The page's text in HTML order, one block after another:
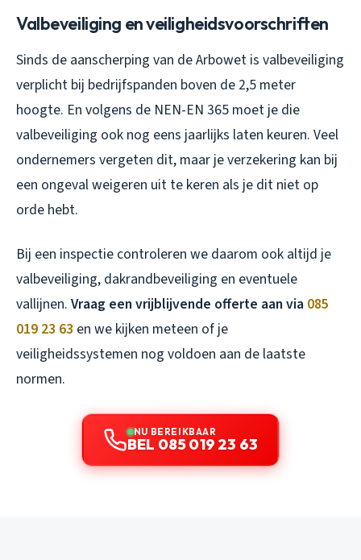
Valbeveiliging en veiligheidsvoorschriften
Sinds de aanscherping van de Arbowet is valbeveiliging
verplicht bij bedrijfspanden boven de 2,5 meter
hoogte. En volgens de NEN-EN 365 moet je die
valbeveiliging ook nog eens jaarlijks laten keuren. Veel
ondernemers vergeten dit, maar je verzekering kan bij
een ongeval weigeren uit te keren als je dit niet op
orde hebt.
Bij een inspectie controleren we daarom ook altijd je
valbeveiliging, dakrandbeveiliging en eventuele
vallijnen. Vraag een vrijblijvende offerte aan via 085
019 23 63 en we kijken meteen of je
veiligheidssystemen nog voldoen aan de laatste
normen.
NU BEREIKBAAR
BEL 085 019 23 63